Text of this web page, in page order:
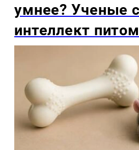
умнее? Ученые
интеллект